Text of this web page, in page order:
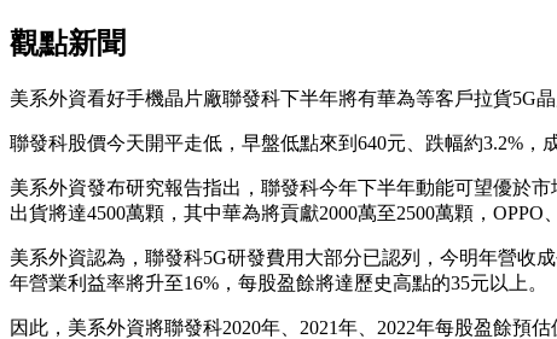
觀點新聞
美系外資看好手機晶片廠聯發科下半年將有華為等客戶拉貨5G
聯發科股價今天開平走低，早盤低點來到640元、跌幅約3.2%，
美系外資發布研究報告指出，聯發科今年下半年動能可望優於
出貨將達4500萬顆，其中華為將貢獻2000萬至2500萬顆，OPPO
美系外資認為，聯發科5G研發費用大部分已認列，今明年營收
年營業利益率將升至16%，每股盈餘將達歷史高點的35元以上。
因此，美系外資將聯發科2020年、2021年、2022年每股盈餘預